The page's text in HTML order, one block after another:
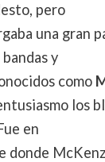
pero
una gran
y
como
los
en
donde